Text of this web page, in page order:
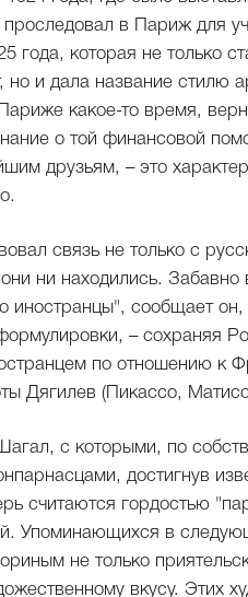
в Париж для
года, которая не
но и дала название стилю
какое-то время,
о той финансовой
друзьям, – это
связь не только с
ни находились.
иностранцы", сообщает
– сохраняя
по отношению к
Дягилев (Пикассо,
с которыми, по
достигнув
считаются гордостью
Упоминающихся в
не только
вкусу. Этих